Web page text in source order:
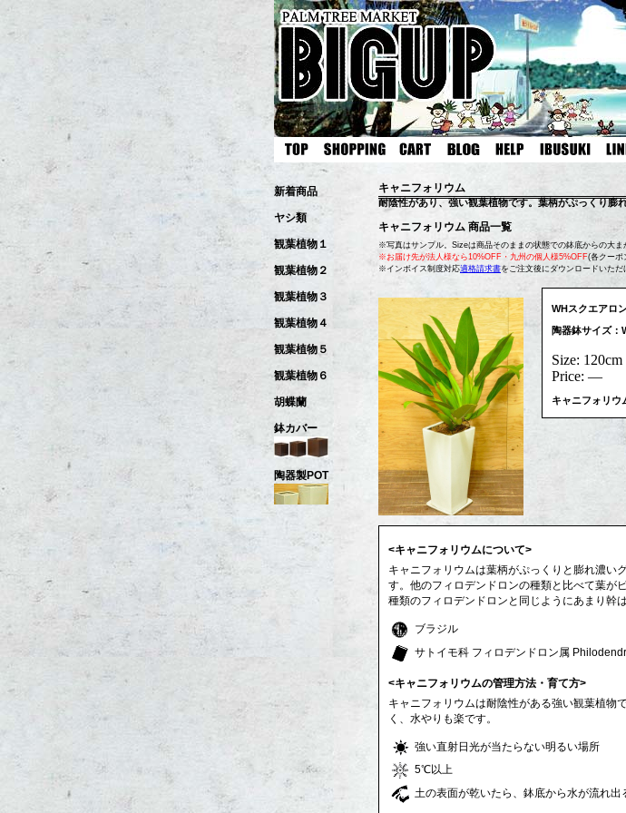
新着商品
ヤシ類
観葉植物１
観葉植物２
観葉植物３
観葉植物４
観葉植物５
観葉植物６
胡蝶蘭
鉢カバー
陶器製POT
キャニフォリウム
耐陰性があり、強い観葉植物です。葉柄がぷっくり膨
キャニフォリウム 商品一覧
※写真はサンプル。Sizeは商品そのままの状態での鉢底からの大ま
※お届け先が法人様なら10%OFF・九州の個人様5%OFF(各クーポ
※インボイス制度対応適格請求書をご注文後にダウンロードいただ
WHスクエアロ
陶器鉢サイズ
Size: 120cm
Price: ―
キャニフォリウ
<キャニフォリウムについて>
キャニフォリウムは葉柄がぷっくりと膨れ濃い
す。他のフィロデンドロンの種類と比べて葉が
種類のフィロデンドロンと同じようにあまり幹
ブラジル
サトイモ科 フィロデンドロン属
<キャニフォリウムの管理方法・育て方>
キャニフォリウムは耐陰性がある強い観葉植物
く、水やりも楽です。
強い直射日光が当たらない明るい場所
5℃以上
土の表面が乾いたら、鉢底から水が流れ出